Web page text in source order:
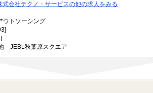
式会社テクノ・サービスの他の求人をみる
ウトソーシング
JEBL秋葉原スクエア